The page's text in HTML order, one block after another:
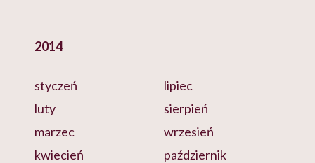
2014
styczeń
luty
marzec
kwiecień
lipiec
sierpień
wrzesień
październik